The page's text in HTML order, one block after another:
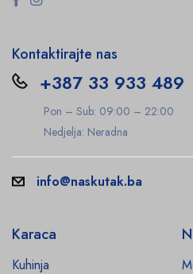
Kontaktirajte nas
+387 33 933 489
Pon – Sub: 09:00 – 22:00
Nedjelja: Neradna
info@naskutak.ba
Karaca
Kuhinja